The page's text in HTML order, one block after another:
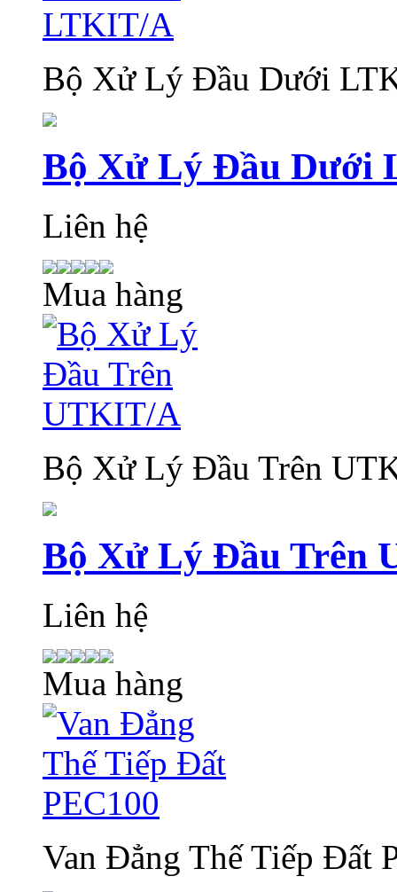
Bộ Xử Lý Đầu Dưới
Bộ Xử Lý Đầu Dưới
Liên hệ
Mua hàng
Bộ Xử Lý Đầu Trên
Bộ Xử Lý Đầu Trên
Liên hệ
Mua hàng
Van Đẳng Thế Tiếp Đất